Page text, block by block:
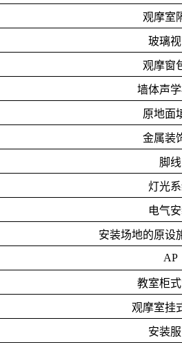
观摩室
玻璃
观摩窗
墙体声
原地面
金属装
脚线
灯光
电气
安装场地的原设
AP
教室柜
观摩室挂
安装